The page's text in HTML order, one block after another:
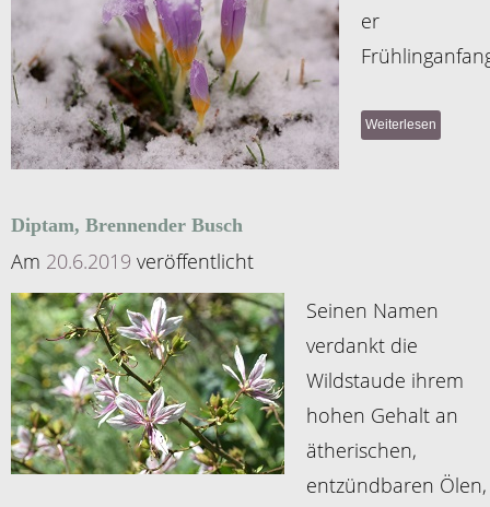
er
Weiterlesen
Diptam, Brennender Busch
Am 20.6.2019 veröffentlicht
Seinen Namen
verdankt die
Wildstaude ihrem
hohen Gehalt an
ätherischen,
entzündbaren Ölen,